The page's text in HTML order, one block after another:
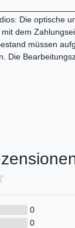
Die optische
dem
müssen
Die
0
0